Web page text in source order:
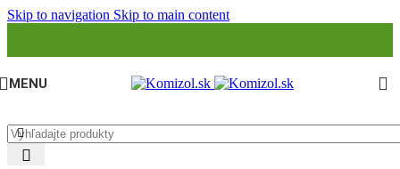
Skip to navigation Skip to main content
MENU